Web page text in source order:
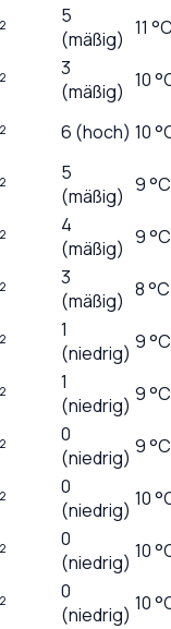
5
(mäßig) 11
3
(mäßig) 10
6 (hoch) 10
5
(mäßig) 9 °C
4
(mäßig) 9 °C
3
(mäßig) 8 °C
1
(niedrig) 9 °C
1
(niedrig) 9 °C
0
(niedrig) 9 °C
0
(niedrig) 10
0
(niedrig) 10
0
(niedrig) 10